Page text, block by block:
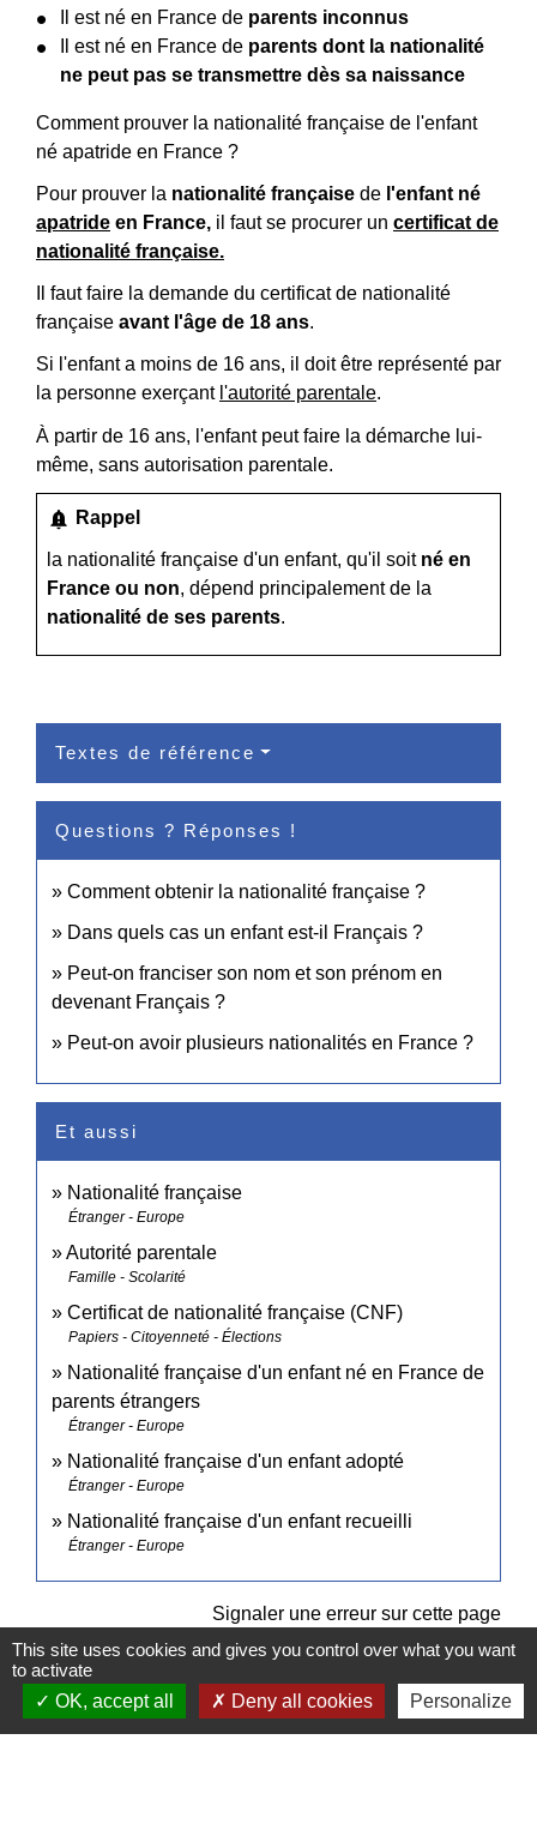
Il est né en France de parents inconnus
Il est né en France de parents dont la nationalité
ne peut pas se transmettre dès sa naissance
Comment prouver la nationalité française de l'enfant
né apatride en France ?
Pour prouver la nationalité française de l'enfant né
apatride en France, il faut se procurer un certificat de
nationalité française.
Il faut faire la demande du certificat de nationalité
française avant l'âge de 18 ans.
Si l'enfant a moins de 16 ans, il doit être représenté par
la personne exerçant l'autorité parentale.
À partir de 16 ans, l'enfant peut faire la démarche lui-
même, sans autorisation parentale.
notification_important Rappel
la nationalité française d'un enfant, qu'il soit né en
France ou non, dépend principalement de la
nationalité de ses parents.
Textes de référence
Questions ? Réponses !
Comment obtenir la nationalité française ?
Dans quels cas un enfant est-il Français ?
Peut-on franciser son nom et son prénom en
devenant Français ?
Peut-on avoir plusieurs nationalités en France ?
Et aussi
Nationalité française
Étranger - Europe
Autorité parentale
Famille - Scolarité
Certificat de nationalité française (CNF)
Papiers - Citoyenneté - Élections
Nationalité française d'un enfant né en France de
parents étrangers
Étranger - Europe
Nationalité française d'un enfant adopté
Étranger - Europe
Nationalité française d'un enfant recueilli
Étranger - Europe
Signaler une erreur sur cette page
This site uses cookies and gives you control over what you want
to activate
OK, accept all
Deny all cookies Personalize